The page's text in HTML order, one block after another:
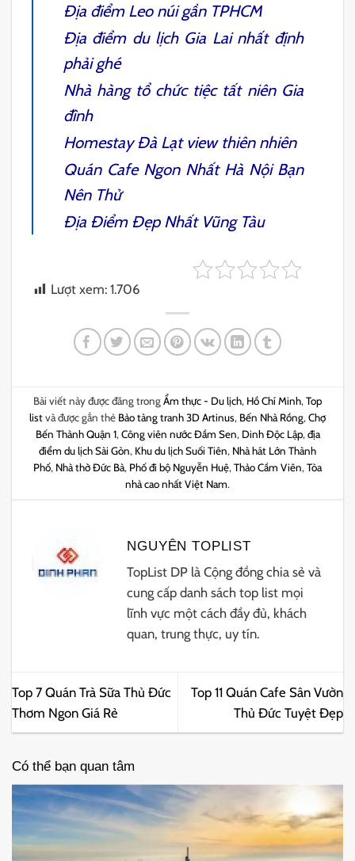
Địa điểm Leo núi gần TPHCM
Địa điểm du lịch Gia Lainhất định
phải ghé
Nhà hàng tổ chức tiệc tất niênGia
đình
Homestay Đà Lạt view thiên nhiên
Quán Cafe Ngon Nhất Hà NộiBạn
Nên Thử
Địa Điểm Đẹp Nhất Vũng Tàu
Lượt xem: 1.706
Bài viết này được đăng trongẨm thực - Du lịch, Hồ Chí Minh, Top
listvà được gắn thẻ Bảo tàng tranh 3D Artinus, Bến Nhà Rồng, Chợ
Bến Thành Quận 1, Công viên nước Đầm Sen, Dinh Độc Lập, địa
điểm du lịch Sài Gòn, Khu du lịch Suối Tiên, Nhà hát Lớn Thành
Phố, Nhà thờ Đức Bà, Phố đi bộ Nguyễn Huệ, Thảo Cầm Viên, Tòa
nhà cao nhất Việt Nam.
NGUYÊN TOPLIST
TopList DP là Cộng đồng chia sẻ và
cung cấp danh sách top list mọi
lĩnh vực một cách đầy đủ, khách
quan, trung thực, uy tín.
Top 7 Quán Trà Sữa Thủ Đức
Thơm Ngon Giá Rẻ
Top 11 Quán Cafe Sân Vườn
Thủ Đức Tuyệt Đẹp
Có thể bạn quan tâm